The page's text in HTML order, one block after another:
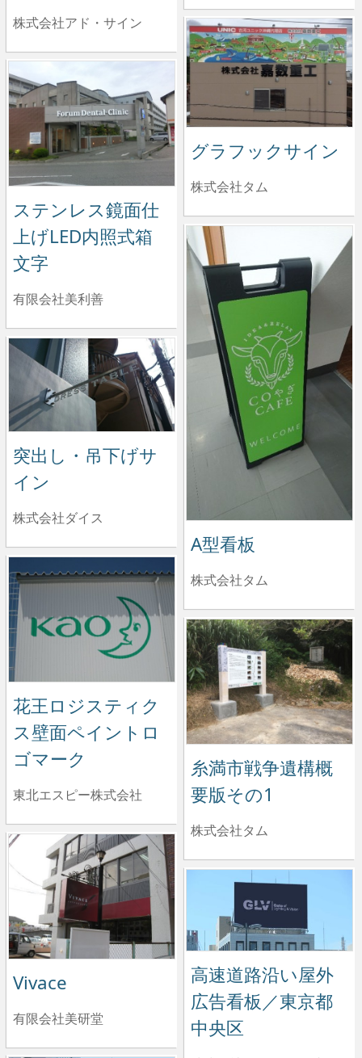
株式会社アド・サイン
グラフックサイン
株式会社タム
ステンレス鏡面仕
上げLED内照式箱
文字
有限会社美利善
A型看板
株式会社タム
突出し・吊下げサ
イン
株式会社ダイス
花王ロジスティク
ス壁面ペイントロ
ゴマーク
東北エスピー株式会社
糸満市戦争遺構概
要版その1
株式会社タム
Vivace
有限会社美研堂
高速道路沿い屋外
広告看板／東京都
中央区